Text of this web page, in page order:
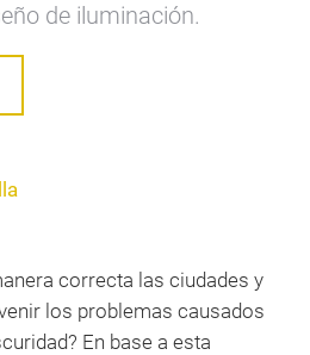
de iluminación.
correcta las ciudades y
los problemas causados
En base a esta